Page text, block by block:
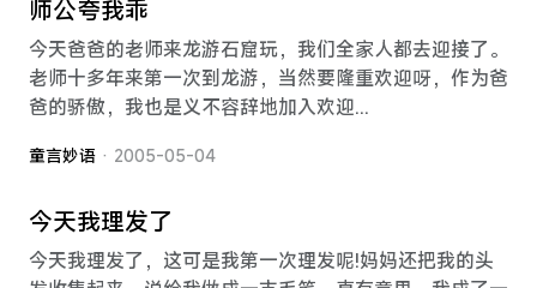
师公夸我乖
今天爸爸的老师来龙游石窟玩，我们全家人都去迎接了。
老师十多年来第一次到龙游，当然要隆重欢迎呀，作为爸
爸的骄傲，我也是义不容辞地加入欢迎...
童言妙语 · 2005-05-04
今天我理发了
今天我理发了，这可是我第一次理发呢!妈妈还把我的头